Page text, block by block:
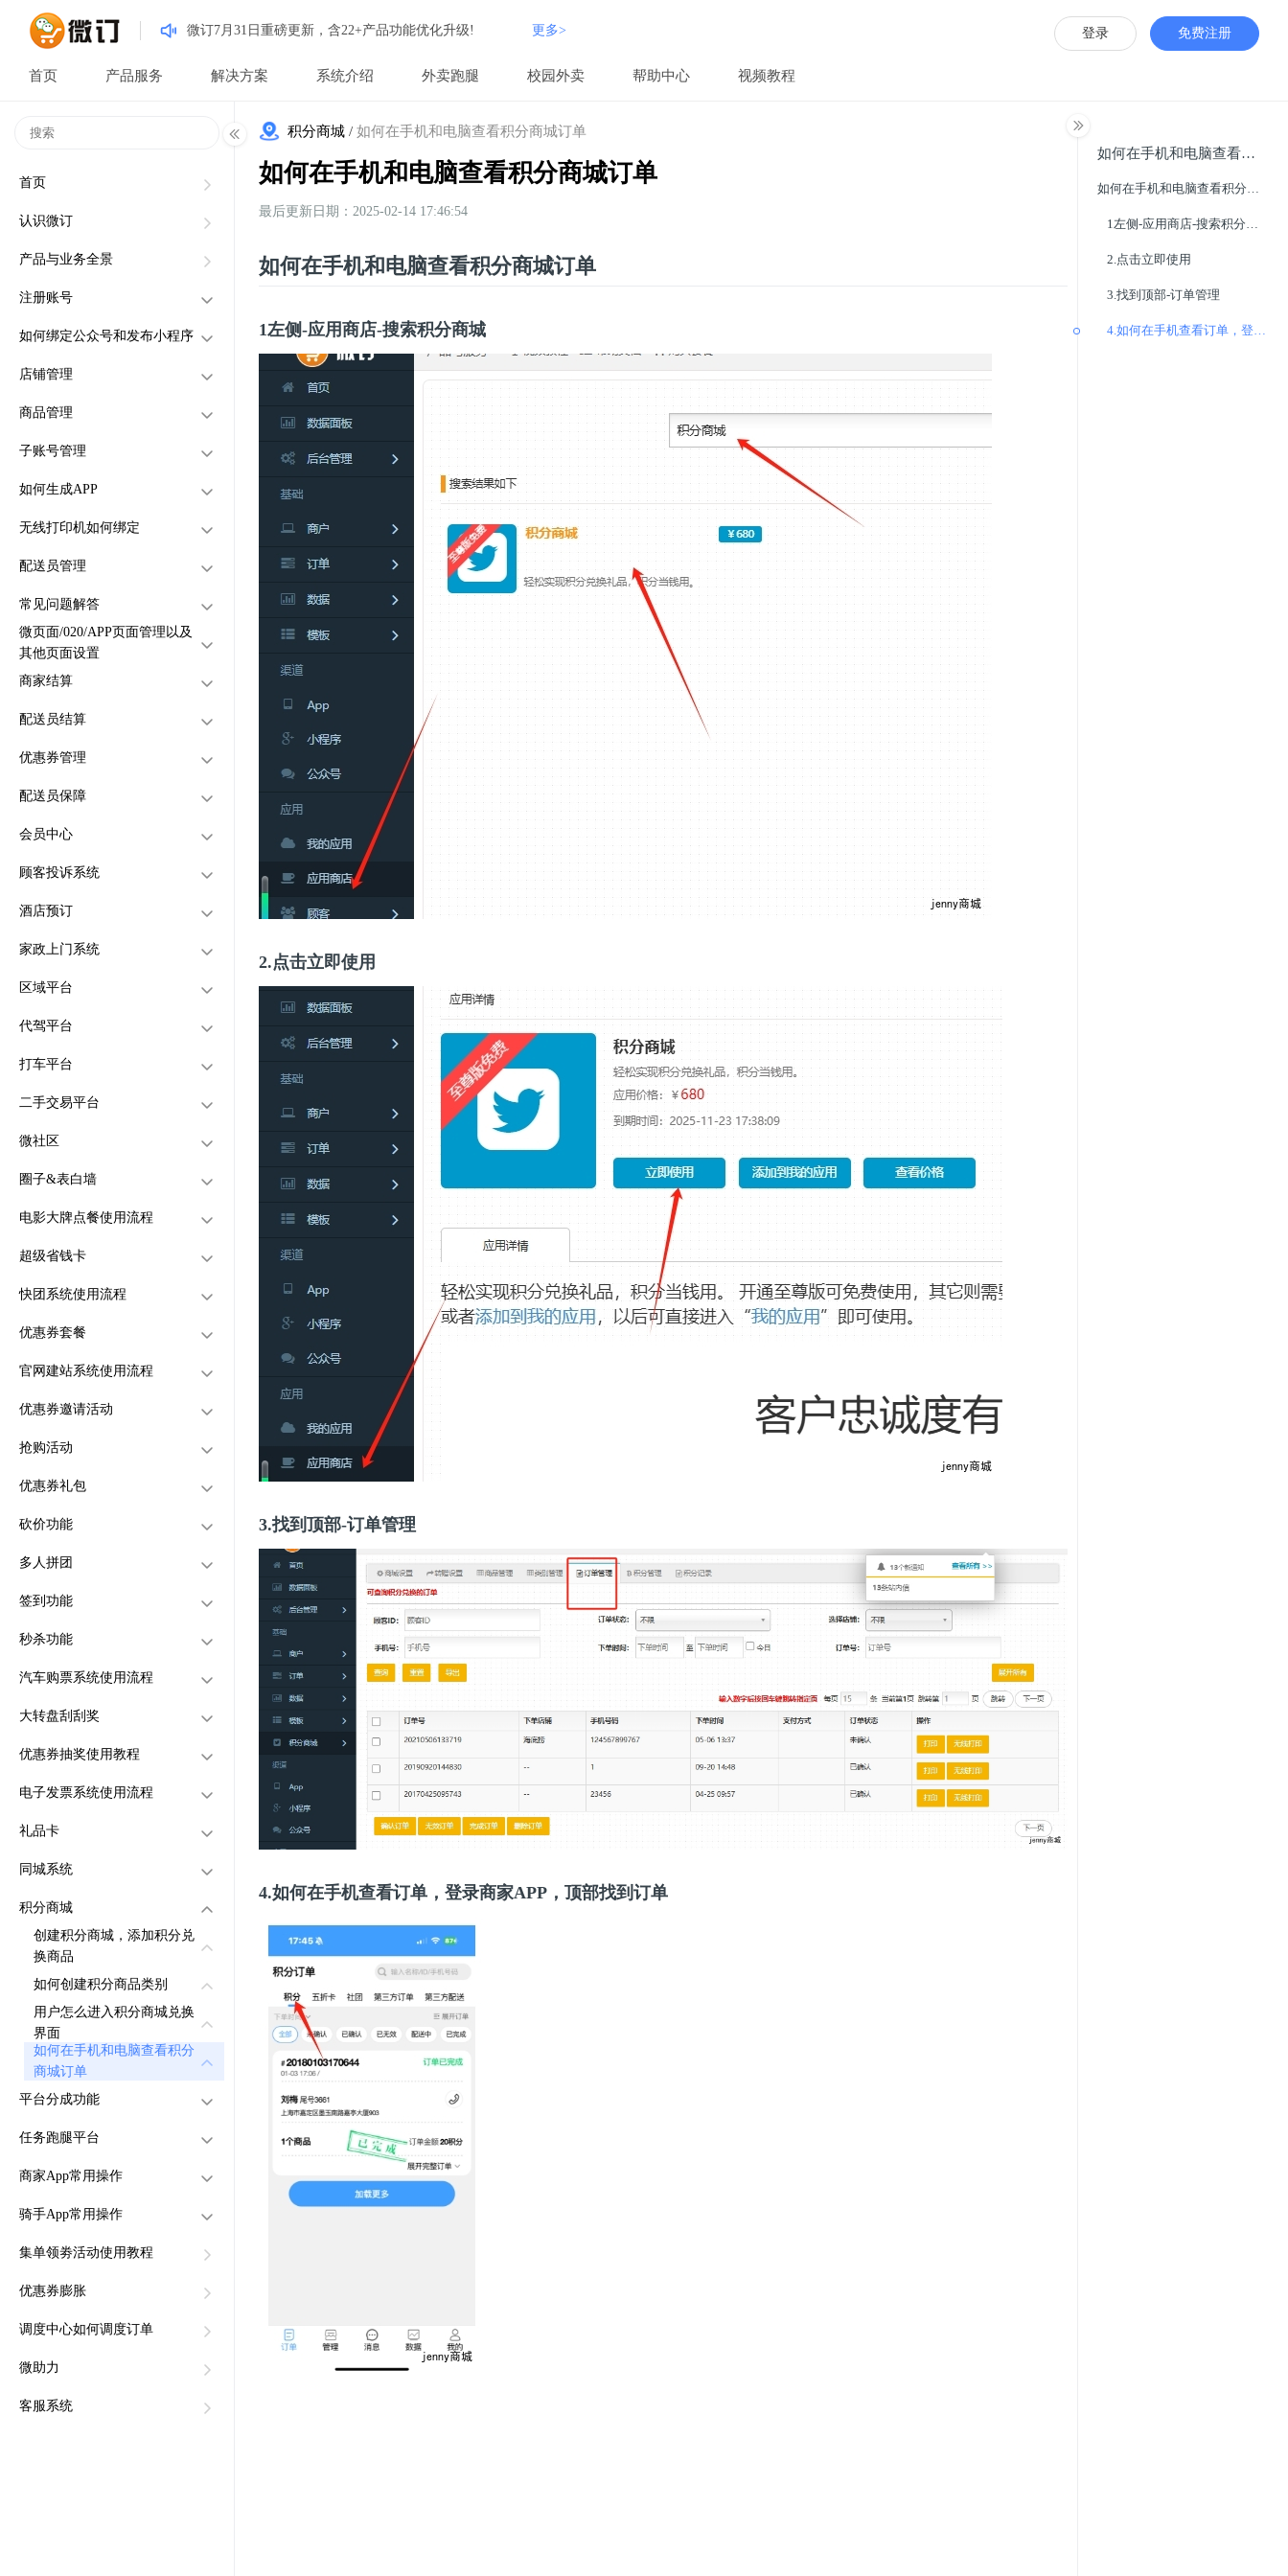
微订7月31日重磅更新，含22+产品功能优化升级! 更多>
首页 产品服务 解决方案 系统介绍 外卖跑腿 校园外卖 帮助中心 视频教程
登录 免费注册
首页
认识微订
产品与业务全景
注册账号
通过电脑注册
通过手机注册
如何绑定公众号和发布小程序
绑定公众号以及发布自定义
菜单
绑定小程序以及发布小程序
注册和备案小程序
绑定小程序
小程序需要申请地理位置
发布小程序
店铺管理
创建店铺（电脑PC端）
创建店铺（手机App端）
创建店铺自定义费用
创建店铺自定义优惠
店铺接单方式
店铺打折满减
店铺分类怎么创建
店铺分区怎么创建
店铺怎么设置外送订单、店
内自取订单、快递订单
如何设置配送费
外送订单设置预订时间
快递订单怎么设置每个城市
快递费用
快递订单怎么发货
快递发货可以手动填写快
递单号
快递发货也可以配置电子
面单
商品管理
创建商品（电脑PC端）
创建商品（手机端）
商品属性怎么创建（电脑PC
端）
商品属性怎么创建（手机
端）
怎么设置商品打包费
商品打折
商品分类管理
商品第二份半价怎么设置
商品会员价怎么设置
怎么设置商品单点不送（电
脑版）
怎么设置商品单点不送（手
机版）
子账号管理
子账号创建与管理
子账号角色权限
如何生成APP
商家APP如何生成
骑手端APP如何生成
客户端APP如何生成
无线打印机如何绑定
怎么绑定打印机（电脑PC
端）
怎么绑定打印机（手机APP
端）
配送员管理
如何创建配送员
如何给配送员添加角色权限
如何给配送员分站
如何设置配送员中转站
如何使用配送员箱子功能
常见问题解答
怎么给店铺设置账号密码才
能访问
支付怎么配置
怎么批量创建店铺
订单可以分账吗？分账功能
是怎么设置使用的
货到付款怎么关闭
如何批量创建商品
怎么设置店铺的服务范围？
如何设置店铺的广告弹窗
店铺怎么开启评论
怎么开启预定订单
可以几个店铺的订单一起支
付吗
订单怎么分享给别人代付
怎么设置楼栋?让骑手按楼
栋去配送
店铺不收配送费的，可以显
示“免配送费”吗
怎么设置配送费
怎么设置打包费
饿和优惠券一起购买怎么设
打印机要去哪里购买，需要
买哪些牌子
商家今天有订单了，但是商
家店铺余额显示0
首页怎么设置优惠券弹窗
首页可以设置广告弹窗吗？
如何把订单发给第三方配送
平台配送？
我们可以接美团、饿了么那
些平台的订单吗？
商品可以设置需要平台审核
才上架吗？
每个店铺可以不同的银行卡
收款吗？
平台可以多语言切换吗
怎么导入美饿平台商品？
在前端有几个店铺看不到不
显示？
怎么设置自动完成订单
怎么设置自动确认订单
怎么设置商品规格库
商家入驻申请怎么操作？
配送员申请如何设置？
如何设置店铺首单立减
店内订单可以设置自提点吗
跑腿代购如何设置？
我的小程序怎么跳转其他小
程序？
商品推荐怎么设置？
店铺列表的商品推荐
店铺里面的商品选购界面
商品推荐
店铺可以设置置顶吗？
怎么设置让商家付费置顶
顾客下了跑腿订单，在我的
订单里面看不到？
打印机怎么会重复打印？
付费推广功能如何设置
微页面/020/APP页面管理以及
其他页面设置
微页面怎么设置
小程序页面怎么设置
APP页面怎么设置
小票模板怎么设置
购物车样式怎么设置
店铺模板怎么设置
产品详情模板怎么设置
商家结算
商家结算怎么设置
商家金额怎么查看
商家每笔订单金额记录怎么
查看
商家怎么提现
配送员结算
配送员结算设置
配送员金额怎么查看
配送员每笔订单金额记录怎
么查看
配送员怎么提现
优惠券管理
优惠券怎么创建
优惠券的领取规则怎么设置
优惠券怎么让顾客领取
领取优惠券方式一
领取优惠券方式二
优惠券怎么发个某些顾客
优惠券怎么群发
配送员保障
配送员保障功能设置
查询保单
会员中心
怎么给客户开通会员
顾客自己怎么申请成为会员
顾客充值的金额怎么设置
会员可以设置等级吗
会员可以制作实体卡吗
顾客投诉系统
怎么设置顾客投诉商家
投诉的类型怎么创建
在哪里查看顾客投诉内容
酒店预订
怎么创建酒店店铺
客房怎么创建
怎么给客房设置优惠
用户怎么进入酒店预订
家政上门系统
怎么创建家政上门系统
家政类目怎么创建
怎么创建家政师傅
家政师傅怎么接单
用户怎么进入家政功能
家政师傅怎么提现
区域平台
公众号H5网页区域平台
小程序区域平台
APP区域平台
代驾平台
怎么创建代驾平台
代驾收费规则怎么设置
代驾司机怎么创建
用户怎么进入代驾平台
代驾司机怎么提现
代驾司机怎么接单
打车平台
怎么创建打车平台
打车收费规则怎么设置
打车司机怎么创建
用户怎么进入打车平台
打车司机怎么提现
打车司机怎么接单
二手交易平台
怎么创建二手交易平台
怎么创建二手物品的分类
用户怎么发布二手物品
后台怎么管理用户发布的二
手物品
怎么设置用户认证身份才可
以买卖二手物品
用户的二手物品被买走了之
后怎么提现
微社区
怎么创建微社区
怎么设置帖子类别
用户怎么微社区发帖
怎么管理用户发的帖子
帖子能不能付费置顶
圈子&表白墙
怎么创建圈子&表白墙
怎么设置帖子类别
用户怎么圈子&表白墙发帖
怎么管理用户发的帖子
帖子能不能付费置顶
电影大牌点餐使用流程
创建大牌点餐平台
充值大牌点餐金额
关联店铺
订单管理
电影购票系统如何设置
星巴克系统如何设置
超级省钱卡
创建超级省钱卡
用户如何购买超级省钱卡
方式一：首页放一个超级
会员按钮
方式二：商品下单界面关
联超级会员
快团系统使用流程
怎么创建快团系统
怎么创建快团类别
怎么创建团购活动
用户怎么进入快团功能界面
如何查看快团订单
优惠券套餐
创建优惠券套餐
用户如何购买优惠券套餐
官网建站系统使用流程
创建官网，设计官网页面
绑定域名
登入界面设置
网站顶部图标设置
优惠券邀请活动
创建优惠券邀请活动
用户怎么进入优惠券邀请活
动
抢购活动
创建抢购活动
添加抢购类别
添加抢购商品
管理抢购记录
优惠券礼包
优惠券固定礼包
优惠券随机礼包
用户如何领取优惠券礼包
砍价功能
创建砍价活动
添加砍价类别
用户怎么进入砍价活动
如何查看砍价记录
多人拼团
如何创建多人拼团
如何创建拼团类别
用户怎么进入拼团活动
管理拼团订单
签到功能
签到功能如何设置
如何使用签到功能
秒杀功能
秒杀活动
创建秒杀活动
添加秒杀活动商品
用户怎么进入秒杀活动
秒杀商品
创建秒杀商品
汽车购票系统使用流程
创建汽车购票平台
设置好城市区域、线路管
理、站点，添加车辆
添加班次
用户怎么进入汽车购票功能
订单管理
大转盘刮刮奖
创建大转盘和刮刮奖活动
用户怎么进入抽奖活动
管理用户抽奖记录
优惠券抽奖使用教程
创建优惠券抽奖
用户怎么进入优惠券抽奖界
面参与抽奖?
管理查询抽奖记录
电子发票系统使用流程
设置开票信息
用户怎么申请开票
查看开票记录
礼品卡
创建礼品卡
用户怎么进入礼品卡界面
同城系统
创建同城系统，设计同城界
面
设置同城的类目
同城用户怎么发帖子
怎么管理用户发的帖子
同城能不能付费发帖和帖子
付费置顶
积分商城
创建积分商城，添加积分兑
换商品
如何创建积分商品类别
用户怎么进入积分商城兑换
界面
如何在手机和电脑查看积分
商城订单
平台分成功能
添加分成管理员
设置分成方式
查看佣金记录
成员怎么提现分成佣金
任务跑腿平台
怎么创建任务跑腿平台
怎么设置跑腿区域和类别
怎么设置认证后才可以发布
任务和接单
用户怎么进入任务跑腿平台
发布任务或接单
发布任务或接单，金额怎么
商家App常用操作
商家APP如何创建商品
商家App如何接单
商家APP如何提现
商家App如何配送订单
商家App如何创建商品分类
商家App如何查看数据
骑手App常用操作
骑手App如何配送订单流程
骑手App如何转单给其它骑
手
骑手App如何填写设置分账
结算信息
骑手app如何提现
骑手App转到中转站
集单领劵活动使用教程
优惠券膨胀
调度中心如何调度订单
微助力
客服系统
积分商城 / 如何在手机和电脑查看积分商城订单
如何在手机和电脑查看积分商城订单
最后更新日期：2025-02-14 17:46:54
如何在手机和电脑查看积分商城订单
1左侧-应用商店-搜索积分商城
2.点击立即使用
3.找到顶部-订单管理
4.如何在手机查看订单，登录商家APP，顶部找到订单
如何在手机和电脑查看积分商城订单
如何在手机和电脑查看积分商城订单
1左侧-应用商店-搜索积分商城
2.点击立即使用
3.找到顶部-订单管理
4.如何在手机查看订单，登录商家APP，顶部找到订单